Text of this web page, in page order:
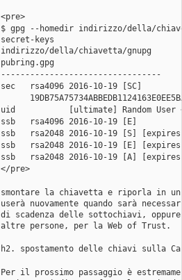
<pre>
$ gpg --homedir indirizzo/della/
secret-keys
indirizzo/della/chiavetta/gnupg
pubring.gpg
---------------------------------
sec   rsa4096 2016-10-19 [SC]
uid           [ultimate] Random User
ssb   rsa4096 2016-10-19 [E]
ssb   rsa2048 2016-10-19 [S]
ssb   rsa2048 2016-10-19 [E]
ssb   rsa2048 2016-10-19 [A]
</pre>
smontare la chiavetta e riporla in
userà nuovamente quando sarà
di scadenza delle sottochiavi,
altre persone, per la Web of Trust.
h2. spostamento delle chiavi sulla
Per il prossimo passaggio è